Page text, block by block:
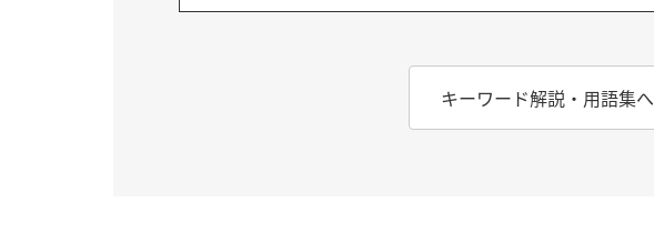
キーワード解説・用語集へ